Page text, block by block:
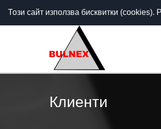
Този сайт използва бисквитки (cookies).
Call Center - 088 5555 703
Клиенти